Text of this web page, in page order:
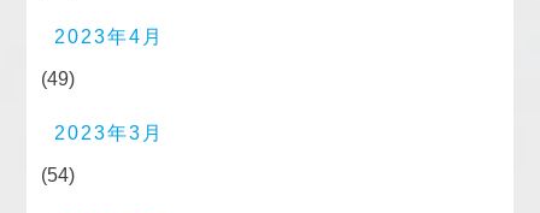
2023年4月
(49)
2023年3月
(54)